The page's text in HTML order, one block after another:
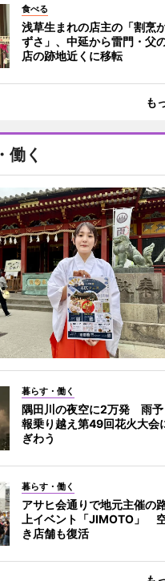
食べる
浅草生まれの店主の「割烹
ずさ」、中延から雷門・父
店の跡地近くに移転
も
働く
暮らす・働く
隅田川の夜空に2万発 雨予
報乗り越え第49回花火大会
ぎわう
暮らす・働く
アサヒ会通りで地元主催の
上イベント「JIMOTO」
き店舗も復活